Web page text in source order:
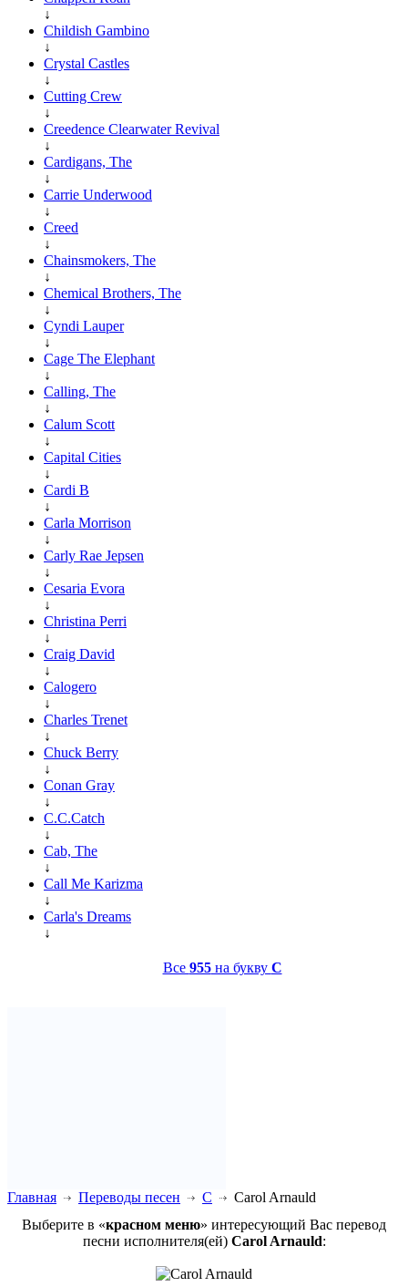
↓
Childish Gambino
↓
Crystal Castles
↓
Cutting Crew
↓
Creedence Clearwater Revival
↓
Cardigans, The
↓
Carrie Underwood
↓
Creed
↓
Chainsmokers, The
↓
Chemical Brothers, The
↓
Cyndi Lauper
↓
Cage The Elephant
↓
Calling, The
↓
Calum Scott
↓
Capital Cities
↓
Cardi B
↓
Carla Morrison
↓
Carly Rae Jepsen
↓
Cesaria Evora
↓
Christina Perri
↓
Craig David
↓
Calogero
↓
Charles Trenet
↓
Chuck Berry
↓
Conan Gray
↓
C.C.Catch
↓
Cab, The
↓
Call Me Karizma
↓
Carla's Dreams
↓
Все 955на букву C
Главная Переводы песен C
Carol Arnauld
Выберите в «красном меню» интересующий Вас перевод
песни исполнителя(ей) Carol Arnauld: